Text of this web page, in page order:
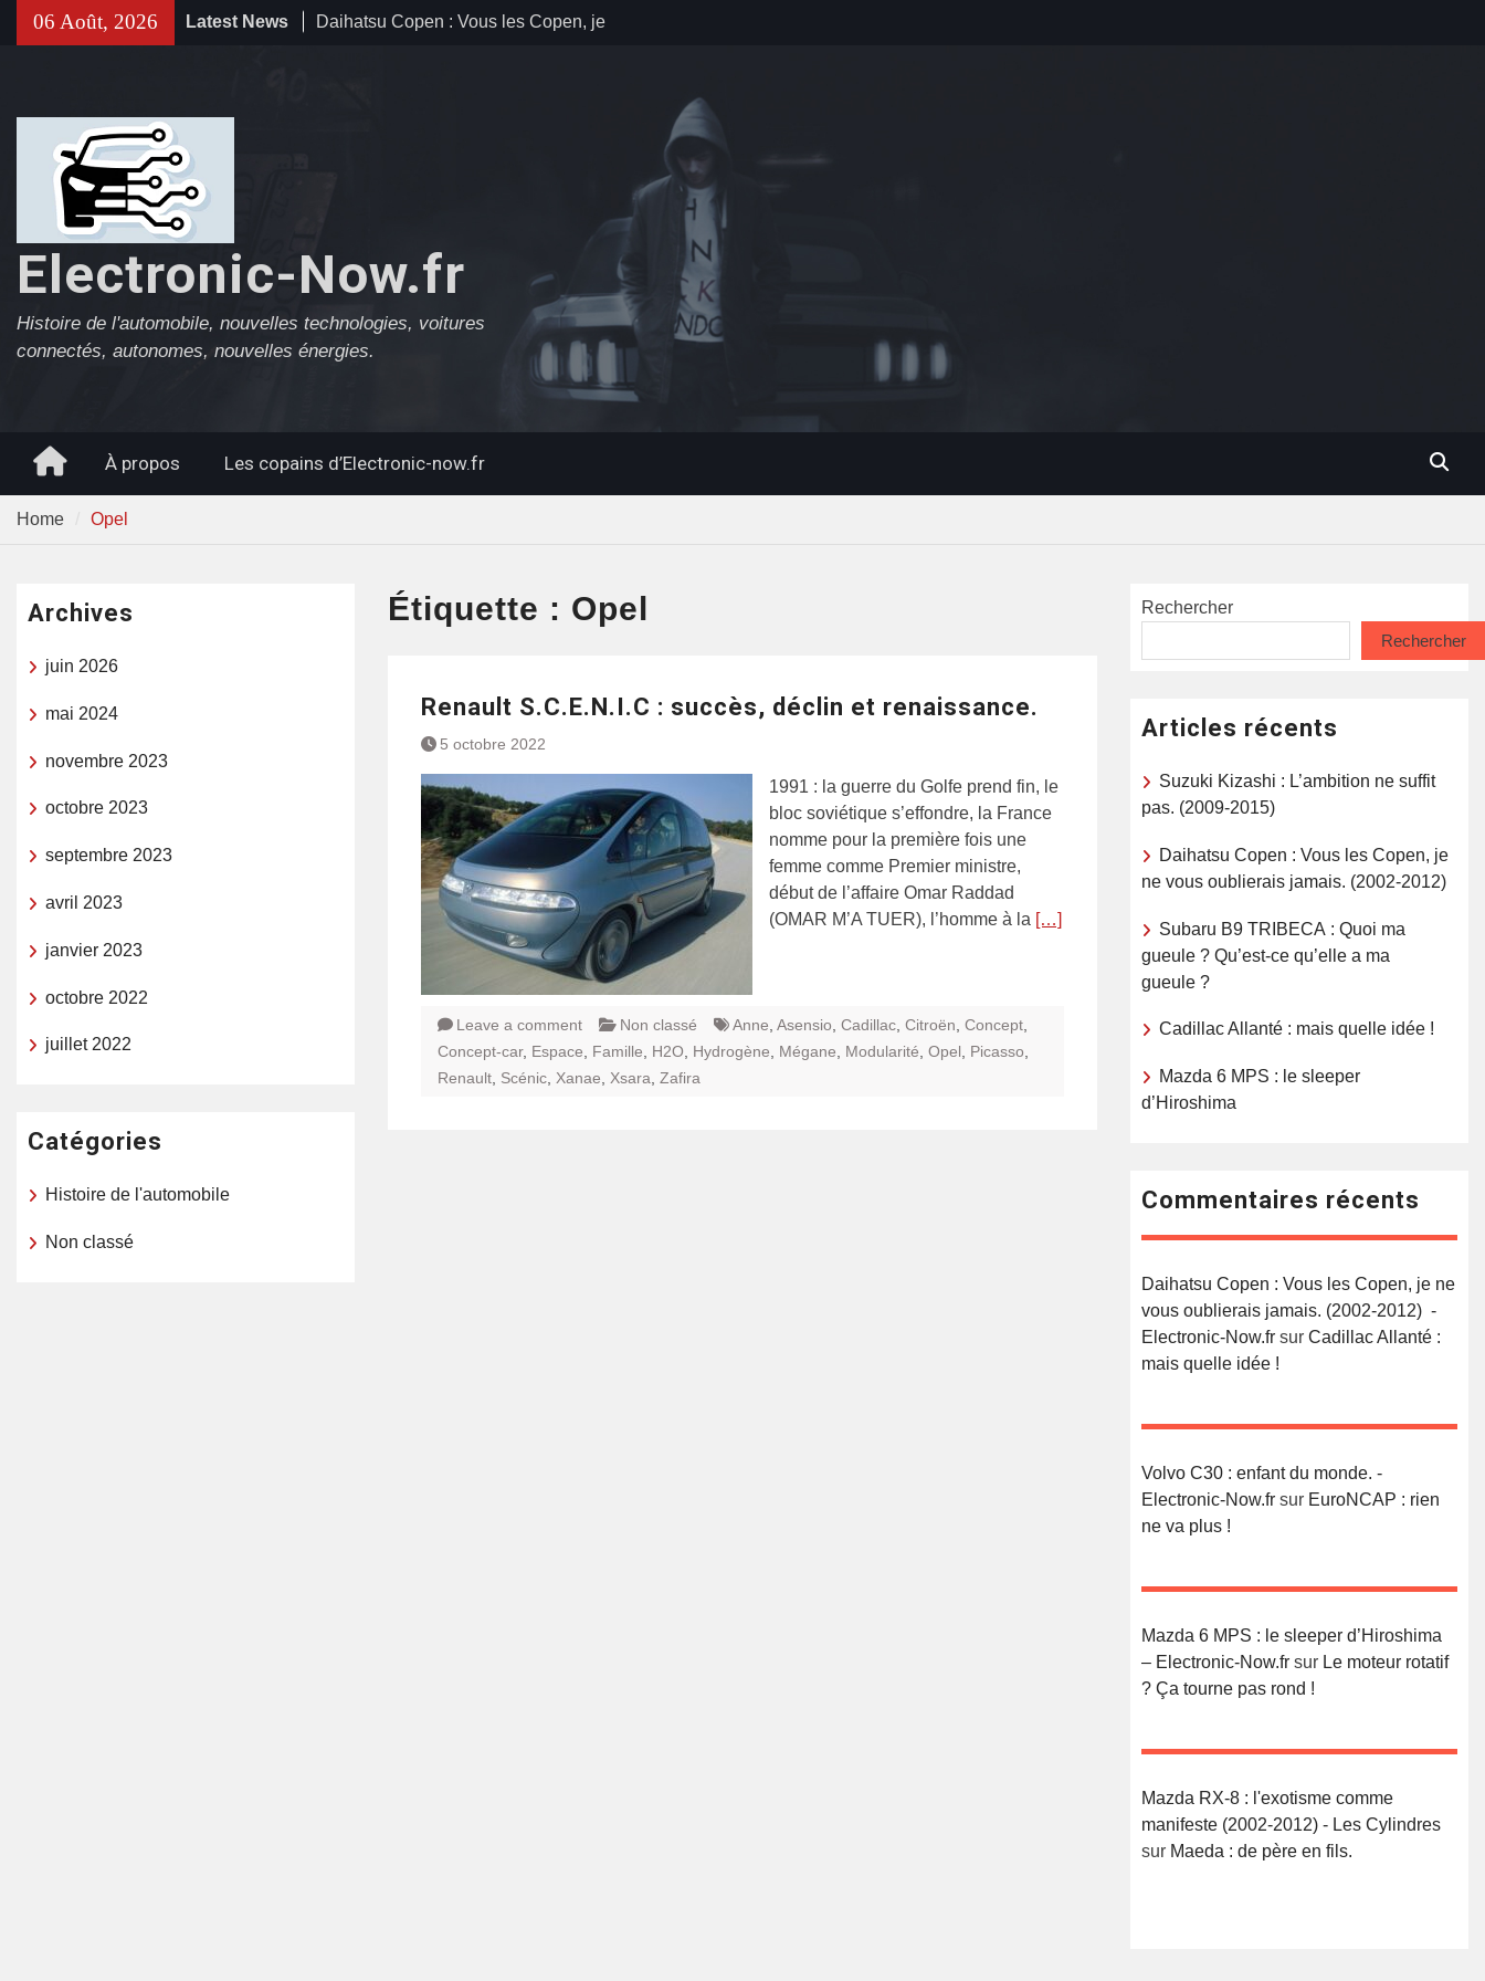
06 Août, 2026 Latest News
Daihatsu Copen : Vous les Copen, je
Electronic-Now.fr
Histoire de l'automobile, nouvelles technologies, voitures
connectés, autonomes, nouvelles énergies.
HomeÀ propos Les copains d’Electronic-now.fr
Home Opel
Étiquette : Opel
Renault S.C.E.N.I.C : succès, déclin et renaissance.
5 octobre 2022
1991 : la guerre du Golfe prend fin, le
bloc soviétique s’effondre, la France
nomme pour la première fois une
femme comme Premier ministre,
début de l’affaire Omar Raddad
(OMAR M’A TUER), l’homme à la […]
Leave a comment Non classé Anne Asensio Cadillac Citroën Concept
Concept-car, Espace Famille H2O Hydrogène Mégane Modularité Opel Picasso
Renault Scénic Xanae Xsara Zafira
Rechercher
Rechercher
Articles récents
Suzuki Kizashi : L’ambition ne suffit
pas. (2009-2015)
Daihatsu Copen : Vous les Copen, je
ne vous oublierais jamais. (2002-2012)
Subaru B9 TRIBECA : Quoi ma
gueule ? Qu’est-ce qu’elle a ma
gueule ?
Cadillac Allanté : mais quelle idée !
Mazda 6 MPS : le sleeper
d’Hiroshima
Commentaires récents
Daihatsu Copen : Vous les Copen, je ne
vous oublierais jamais. (2002-2012) -
Electronic-Now.fr sur Cadillac Allanté :
mais quelle idée !
Volvo C30 : enfant du monde. -
Electronic-Now.fr sur EuroNCAP : rien
ne va plus !
Mazda 6 MPS : le sleeper d’Hiroshima
– Electronic-Now.fr sur Le moteur rotatif
? Ça tourne pas rond !
Mazda RX-8 : l'exotisme comme
manifeste (2002-2012) - Les Cylindres
sur Maeda : de père en fils.
Archives
juin 2026
mai 2024
novembre 2023
octobre 2023
septembre 2023
avril 2023
janvier 2023
octobre 2022
juillet 2022
Catégories
Histoire de l'automobile
Non classé